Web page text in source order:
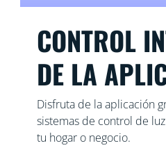
CONTROL
DE LA
Disfruta de la aplicación
sistemas de control de
tu hogar o negocio.